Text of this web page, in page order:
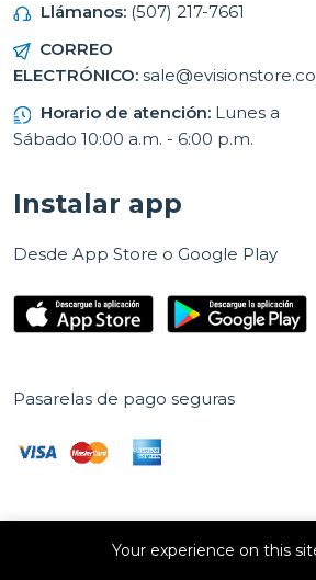
Llámanos: (507) 217-7661
CORREO
ELECTRÓNICO:
Horario de atención: Lunes a
Sábado 10:00 a.m. - 6:00 p.m.
Instalar app
Desde App Store o Google Play
Pasarelas de pago seguras
Your experience on this